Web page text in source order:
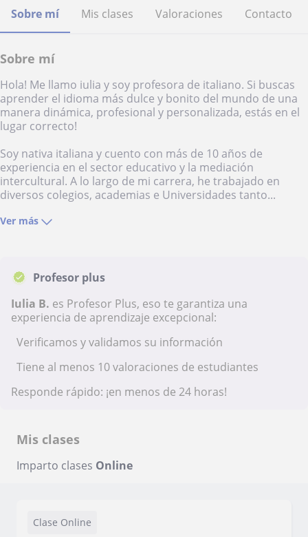
Sobre mí Mis clases Valoraciones Contacto
Sobre mí
Hola! Me llamo iulia y soy profesora de italiano. Si buscas
aprender el idioma más dulce y bonito del mundo de una
manera dinámica, profesional y personalizada, estás en el
lugar correcto!
Soy nativa italiana y cuento con más de 10 años de
experiencia en el sector educativo y la mediación
intercultural. A lo largo de mi carrera, he trabajado en
diversos colegios, academias e Universidades tanto...
Ver más
Profesor plus
Iulia B. es Profesor Plus, eso te garantiza una
experiencia de aprendizaje excepcional:
Verificamos y validamos su información
Tiene al menos 10 valoraciones de estudiantes
Responde rápido: ¡en menos de 24 horas!
Mis clases
Imparto clases Online
Clase Online